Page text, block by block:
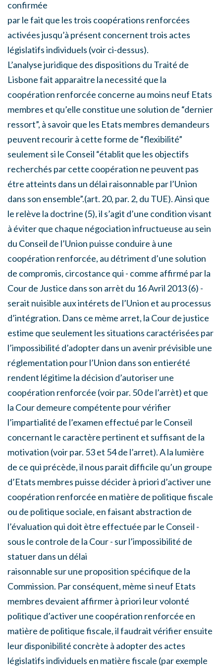
confirmée
par le fait que les trois coopérations renforcées
activées jusqu’à présent concernent trois actes
législatifs individuels (voir ci-dessus).
L’analyse juridique des dispositions du Traité de
Lisbone fait apparaitre la necessité que la
coopération renforcée concerne au moins neuf Etats
membres et qu’elle constitue une solution de “dernier
ressort”, à savoir que les Etats membres demandeurs
peuvent recourir à cette forme de “flexibilité”
seulement si le Conseil “établit que les objectifs
recherchés par cette coopération ne peuvent pas
étre atteints dans un délai raisonnable par l’Union
dans son ensemble”.(art. 20, par. 2, du TUE). Ainsi que
le relève la doctrine (5), il s’agit d’une condition visant
à éviter que chaque négociation infructueuse au sein
du Conseil de l’Union puisse conduire à une
coopération renforcée, au détriment d’une solution
de compromis, circostance qui - comme affirmé par la
Cour de Justice dans son arrèt du 16 Avril 2013 (6) -
serait nuisible aux intérets de l’Union et au processus
d’intégration. Dans ce mème arret, la Cour de justice
estime que seulement les situations caractérisées par
l’impossibilité d’adopter dans un avenir prévisible une
réglementation pour l’Union dans son entierété
rendent légitime la décision d’autoriser une
coopération renforcée (voir par. 50 de l’arrèt) et que
la Cour demeure compétente pour vérifier
l’impartialité de l’examen effectué par le Conseil
concernant le caractère pertinent et suffisant de la
motivation (voir par. 53 et 54 de l’arret). A la lumière
de ce qui précède, il nous parait difficile qu’un groupe
d’Etats membres puisse décider à priori d’activer une
coopération renforcée en matière de politique fiscale
ou de politique sociale, en faisant abstraction de
l’évaluation qui doit ètre effectuée par le Conseil -
sous le controle de la Cour - sur l’impossibilité de
statuer dans un délai
raisonnable sur une proposition spécifique de la
Commission. Par conséquent, mème si neuf Etats
membres devaient affirmer à priori leur volonté
politique d’activer une coopération renforcée en
matière de politique fiscale, il faudrait vérifier ensuite
leur disponibilité concrète à adopter des actes
législatifs individuels en matière fiscale (par exemple